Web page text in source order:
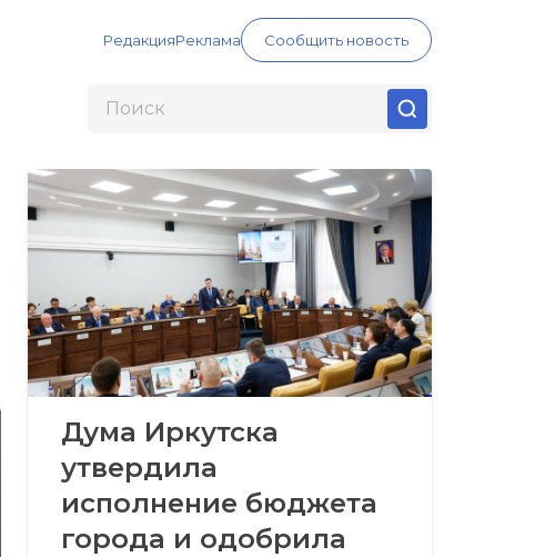
РедакцияРеклама Сообщить новость
Дума Иркутска
утвердила
исполнение бюджета
города и одобрила